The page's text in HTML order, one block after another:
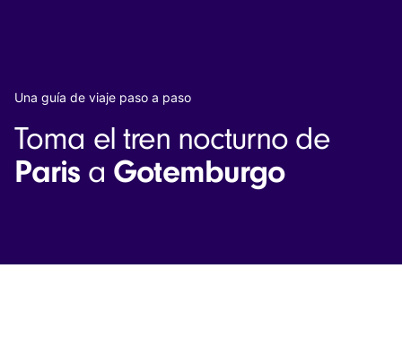
Book a trip
Interrail passes
Eurail passes
Help & Support
Una guía de viaje paso a paso
Toma el tren nocturno de
Paris a Gotemburgo